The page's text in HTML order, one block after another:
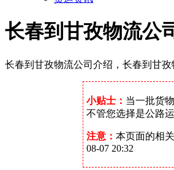
长春到甘孜物流公
长春到甘孜物流公司介绍，长春到甘
小贴士： 当一批货
不管您选择是公路
注意： 本页面的相
08-07 20:32